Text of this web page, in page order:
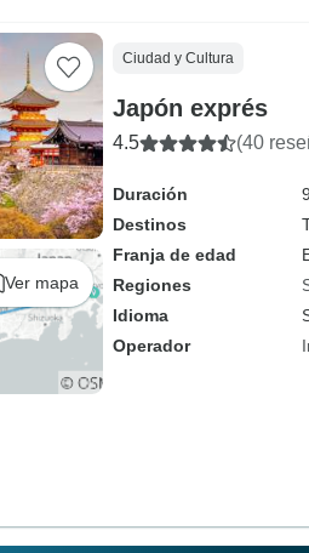
Ver mapa
Ciudad y Cultura
Japón exprés
4.5 (40
Duración
Destinos
Franja de edad
Regiones
Idioma
Operador